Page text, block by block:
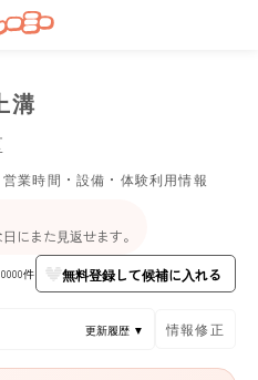
溝
業時間・設備・体験利用情報
にまた見返せます。
件 無料登録して候補に入れる
更新履歴 ▼ 情報修正